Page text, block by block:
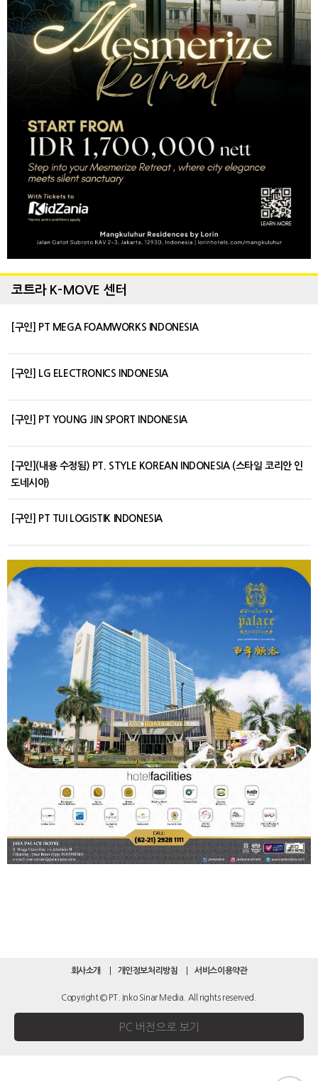
코트라 K-MOVE 센터
[구인] PT MEGA FOAMWORKS INDONESIA
[구인] LG ELECTRONICS INDONESIA
[구인] PT YOUNG JIN SPORT INDONESIA
[구인](내용 수정됨) PT. STYLE KOREAN INDONESIA (스타일 코리안 인
도네시아)
[구인] PT TUI LOGISTIK INDONESIA
회사소개 개인정보처리방침 서비스이용약관
Copyright © PT. Inko Sinar Media. All rights reserved.
PC 버전으로 보기